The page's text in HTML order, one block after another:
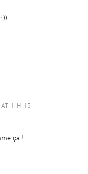
1 H 15
ça !